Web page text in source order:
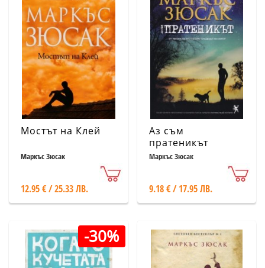
Мостът на Клей
Маркъс Зюсак
12.95 € / 25.33 ЛВ.
Аз съм
пратеникът
Маркъс Зюсак
9.18 € / 17.95 ЛВ.
-30%